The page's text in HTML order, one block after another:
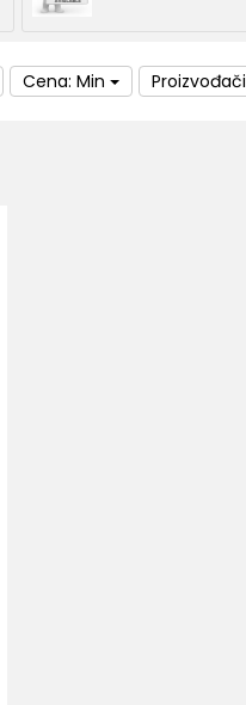
Cena: Min Proizvođači